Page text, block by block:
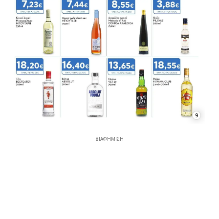
9
ΔΙΑΦΉΜΙΣΗ